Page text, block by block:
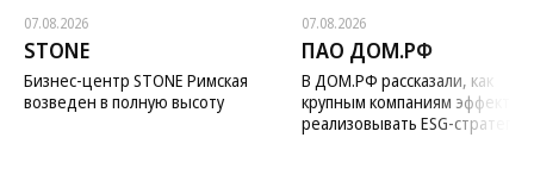
07.08.2026
STONE
Бизнес-центр STONE Римская
возведен в полную высоту
07.08.2026
ПАО ДОМ.РФ
В ДОМ.РФ рассказали, как
крупным компаниям
реализовывать ESG-стратегию